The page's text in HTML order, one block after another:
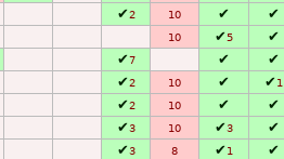
✔2 10 ✔ ✔
10 ✔5 ✔
✔7 ✔ ✔
✔2 10 ✔ ✔1
✔2 10 ✔ ✔
✔3 10 ✔3 ✔
✔3 8 ✔1 ✔